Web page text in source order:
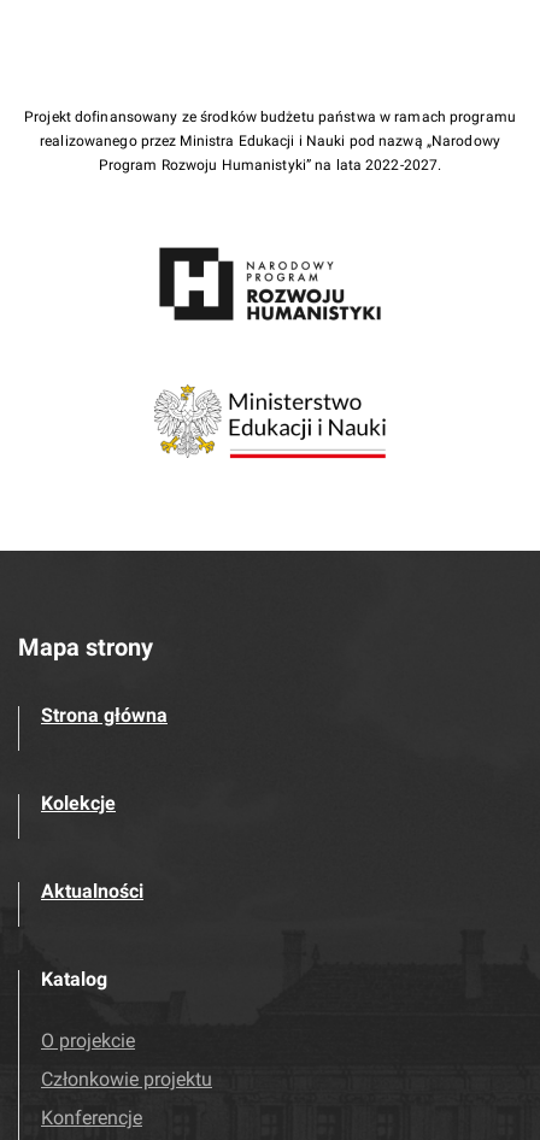
Projekt dofinansowany ze środków budżetu państwa w ramach programu
realizowanego przez Ministra Edukacji i Nauki pod nazwą „Narodowy
Program Rozwoju Humanistyki” na lata 2022-2027.
Mapa strony
Strona główna
Kolekcje
Aktualności
Katalog
O projekcie
Członkowie projektu
Konferencje